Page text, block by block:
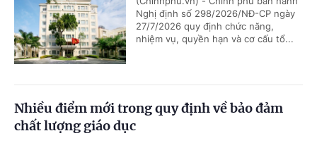
Nghị định số 298/2026/NĐ-CP ngày
27/7/2026 quy định chức năng,
nhiệm vụ, quyền hạn và cơ cấu tổ...
Nhiều điểm mới trong quy định về bảo đảm
chất lượng giáo dục